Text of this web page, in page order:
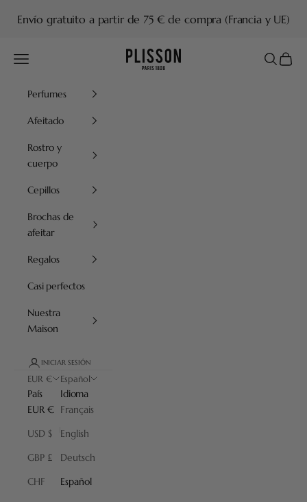
Envío gratuito a partir de 75 € de compra (Francia y UE)
Plisson 1808
Menú Buscar
Cesta
Perfumes
Afeitado
Rostro y
cuerpo
Cepillos
Brochas de
afeitar
Regalos
Casi perfectos
Nuestra
Maison
INICIAR SESIÓN
EUR €
País
EUR €
USD $
GBP £
CHF
Español
Idioma
Français
English
Deutsch
Español